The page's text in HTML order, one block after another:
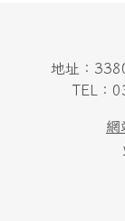
地址：
TEL：
網